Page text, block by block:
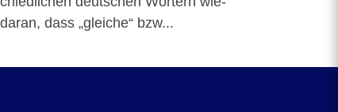
dass „glei­che“ bzw...